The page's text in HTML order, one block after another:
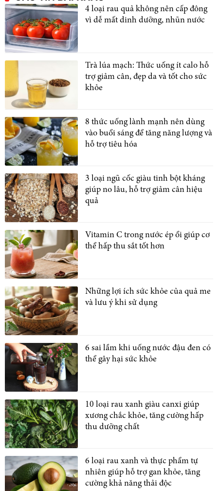
4 loại rau quả không nên cấp đông
vì dễ mất dinh dưỡng, nhũn nước
Trà lúa mạch: Thức uống ít calo hỗ
trợ giảm cân, đẹp da và tốt cho sức
khỏe
8 thức uống lành mạnh nên dùng
vào buổi sáng để tăng năng lượng và
hỗ trợ tiêu hóa
3 loại ngũ cốc giàu tinh bột kháng
giúp no lâu, hỗ trợ giảm cân hiệu
quả
Vitamin C trong nước ép ổi giúp cơ
thể hấp thu sắt tốt hơn
Những lợi ích sức khỏe của quả me
và lưu ý khi sử dụng
6 sai lầm khi uống nước đậu đen có
thể gây hại sức khỏe
10 loại rau xanh giàu canxi giúp
xương chắc khỏe, tăng cường hấp
thu dưỡng chất
6 loại rau xanh và thực phẩm tự
nhiên giúp hỗ trợ gan khỏe, tăng
cường khả năng thải độc